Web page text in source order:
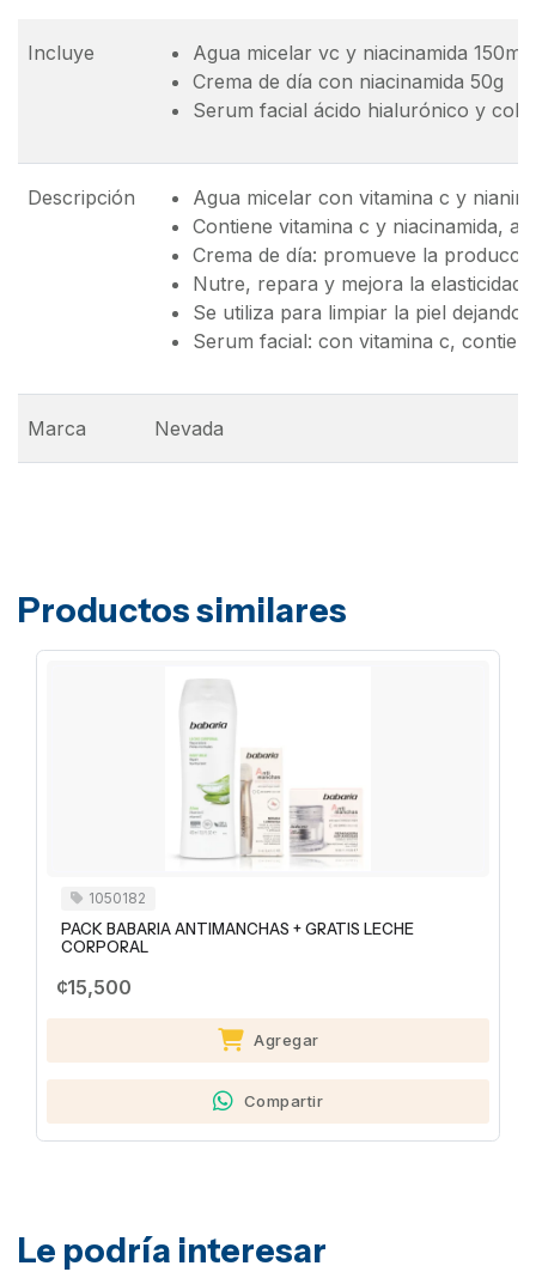
Incluye
Agua micelar vc y niacinamida 150ml
Crema de día con niacinamida 50g
Serum facial ácido hialurónico y
Descripción
Agua micelar con vitamina c y
Contiene vitamina c y niacinamida,
Crema de día: promueve la
Nutre, repara y mejora la elasticidad
Se utiliza para limpiar la piel
Serum facial: con vitamina c,
Marca Nevada
Productos similares
1050182
PACK BABARIA ANTIMANCHAS + GRATIS LECHE
CORPORAL
¢15,500
Agregar
Compartir
Le podría interesar